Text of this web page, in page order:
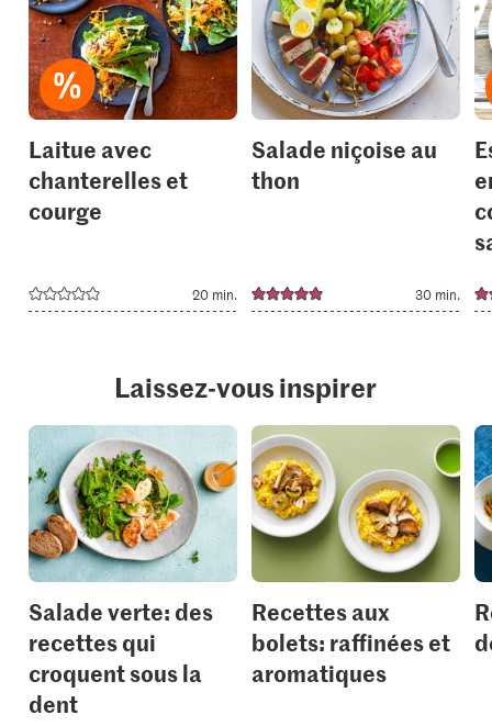
it
to
your
collections.
Laitue avec
chanterelles et
courge
20 min.
it
to
your
Salade niçoise au
thon
30 min.
Laissez-vous inspirer
Salade verte: des
recettes qui
croquent sous la
dent
Recettes aux
bolets: raffinées et
aromatiques